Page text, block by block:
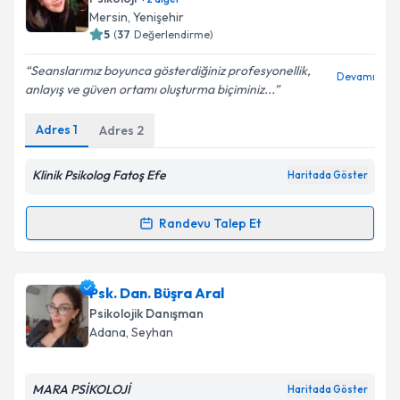
almanız için bir takvim hazırlandığında e-posta ile
bilgilendireceğiz.
E-posta Adresiniz
Kişisel verilerimin işlenmesine ilişkinAydınlatma
Metni'ni okudum ve kişisel verilerimin belirtilen
Takvim Talebini Gönder
Mersin, Yenişehir
5 (37 Değerlendirme)
Seanslarımız boyunca gösterdiğiniz profesyonellik,
anlayış ve güven ortamı oluşturma biçiminiz...
Devamı
Adres 1 Adres 2
Klinik Psikolog Fatoş Efe Haritada Göster
Randevu Talep Et
Randevu Takvimi Talebi
Klinik Psikolog Fatoş Efeiçin randevu takvimi talebi
oluşturun. Size bu uzmandan randevu almanız için bir
takvim hazırlandığında e-posta ile bilgilendireceğiz.
Psk. Dan. Büşra Aral
Psikolojik Danışman
Adana, Seyhan
MARA PSİKOLOJİ Haritada Göster